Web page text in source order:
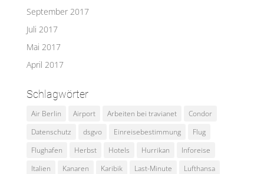
September 2017
Juli 2017
Mai 2017
April 2017
Schlagwörter
Air Berlin Airport Arbeiten bei travianet
Condor
Datenschutz
dsgvo Einreisebestimmung
Flug
Flughafen
Herbst Hotels Hurrikan
Inforeise
Italien
Kanaren Karibik Last-Minute
Lufthansa